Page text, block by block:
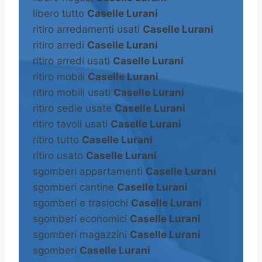
libero tutto Caselle Lurani
ritiro arredamenti usati Caselle Lurani
ritiro arredi Caselle Lurani
ritiro arredi usati Caselle Lurani
ritiro mobili Caselle Lurani
ritiro mobili usati Caselle Lurani
ritiro sedie usate Caselle Lurani
ritiro tavoli usati Caselle Lurani
ritiro tutto Caselle Lurani
ritiro usato Caselle Lurani
sgomberi appartamenti Caselle Lurani
sgomberi cantine Caselle Lurani
sgomberi e traslochi Caselle Lurani
sgomberi economici Caselle Lurani
sgomberi magazzini Caselle Lurani
sgomberi Caselle Lurani